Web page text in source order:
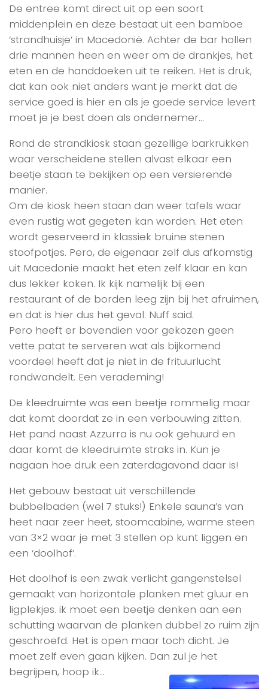
De entree komt direct uit op een soort
middenplein en deze bestaat uit een bamboe
‘strandhuisje’ in Macedonië. Achter de bar hollen
drie mannen heen en weer om de drankjes, het
eten en de handdoeken uit te reiken. Het is druk,
dat kan ook niet anders want je merkt dat de
service goed is hier en als je goede service levert
moet je je best doen als ondernemer…
Rond de strandkiosk staan gezellige barkrukken
waar verscheidene stellen alvast elkaar een
beetje staan te bekijken op een versierende
manier.
Om de kiosk heen staan dan weer tafels waar
even rustig wat gegeten kan worden. Het eten
wordt geserveerd in klassiek bruine stenen
stoofpotjes. Pero, de eigenaar zelf dus afkomstig
uit Macedonië maakt het eten zelf klaar en kan
dus lekker koken. Ik kijk namelijk bij een
restaurant of de borden leeg zijn bij het afruimen,
en dat is hier dus het geval. Nuff said.
Pero heeft er bovendien voor gekozen geen
vette patat te serveren wat als bijkomend
voordeel heeft dat je niet in de frituurlucht
rondwandelt. Een verademing!
De kleedruimte was een beetje rommelig maar
dat komt doordat ze in een verbouwing zitten.
Het pand naast Azzurra is nu ook gehuurd en
daar komt de kleedruimte straks in. Kun je
nagaan hoe druk een zaterdagavond daar is!
Het gebouw bestaat uit verschillende
bubbelbaden (wel 7 stuks!) Enkele sauna’s van
heet naar zeer heet, stoomcabine, warme steen
van 3×2 waar je met 3 stellen op kunt liggen en
een ‘doolhof’.
Het doolhof is een zwak verlicht gangenstelsel
gemaakt van horizontale planken met gluur en
ligplekjes. ik moet een beetje denken aan een
schutting waarvan de planken dubbel zo ruim zijn
geschroefd. Het is open maar toch dicht. Je
moet zelf even gaan kijken. Dan zul je het
begrijpen, hoop ik…